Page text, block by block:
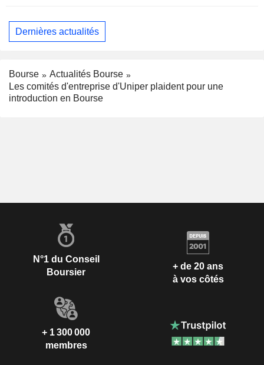
Dernières actualités
Bourse
Actualités Bourse
Les comités d'entreprise d'Uniper plaident pour une
introduction en Bourse
N°1 du Conseil
Boursier
+ de 20 ans
à vos côtés
+ 1 300 000
membres